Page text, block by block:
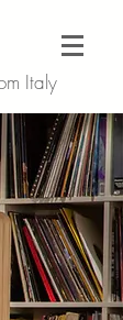
Italy